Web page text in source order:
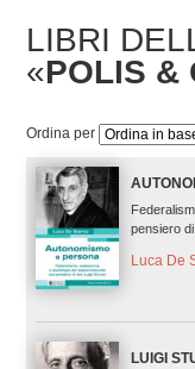
LIBRI
«POLIS &
Ordina per
pensiero
Luca De
LUIGI